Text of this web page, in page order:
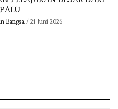
Bangsa/ 21 Juni 2026